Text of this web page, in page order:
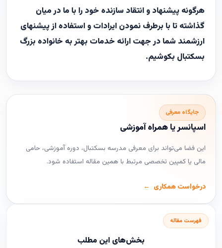
هرگونه پیشنهاد و انتقاد سازنده خود را با ما در میان
گذاشته تا با برطرف نمودن ایرادات و استفاده از پیشنهای
ارزشمند شما در جهت ارائه خدمات بهتر به خانواده بزرگ
بسکتبال بکوشیم.
جایگاه معرفی
اسپانسر یا همراه آموزشی
این فضا می‌تواند برای معرفی مدرسه بسکتبال، دوره آموزشی، حامی
مالی یا کمپین تخصصی مرتبط با همین مقاله استفاده شود.
درخواست همکاری
فهرست مقاله
بخش‌های این مطلب